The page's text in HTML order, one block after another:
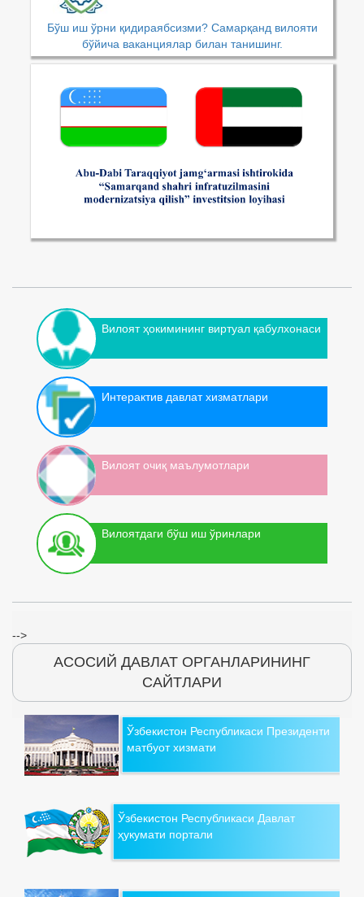
Бўш иш ўрни қидираябсизми? Самарқанд вилояти
бўйича ваканциялар билан танишинг.
Вилоят ҳокимининг виртуал қабулхонаси
Интерактив давлат хизматлари
Вилоят очиқ маълумотлари
Вилоятдаги бўш иш ўринлари
-->
АСОСИЙ ДАВЛАТ ОРГАНЛАРИНИНГ
САЙТЛАРИ
Ўзбекистон Республикаси Президенти
матбуот хизмати
Ўзбекистон Республикаси Давлат
ҳукумати портали